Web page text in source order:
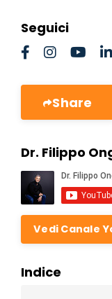
Seguici
Share
Dr. Filippo
Vedi Canale
Indice